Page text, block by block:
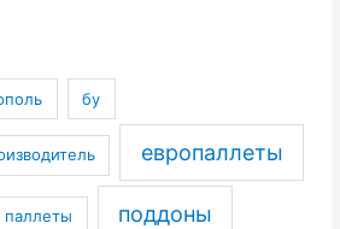
бу
европаллеты
паллеты поддоны